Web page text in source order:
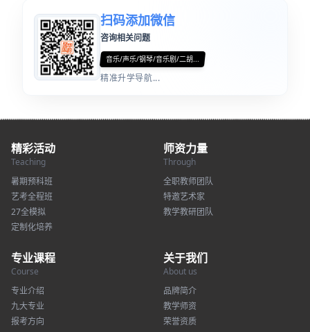
扫码添加微信
咨询相关问题
音乐/声乐/钢琴/音乐剧/二胡...
精准升学导航...
精彩活动
Teaching
暑期预科班
艺考全程班
27全模拟
定制化培养
师资力量
Through
全职教师团队
特邀艺术家
教学教研团队
专业课程
Course
专业介绍
九大专业
报考方向
关于我们
About us
品牌简介
教学师资
荣誉资质